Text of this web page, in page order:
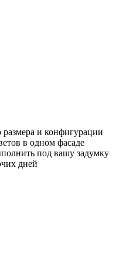
и конфигурации
в одном фасаде
под вашу задумку
дней